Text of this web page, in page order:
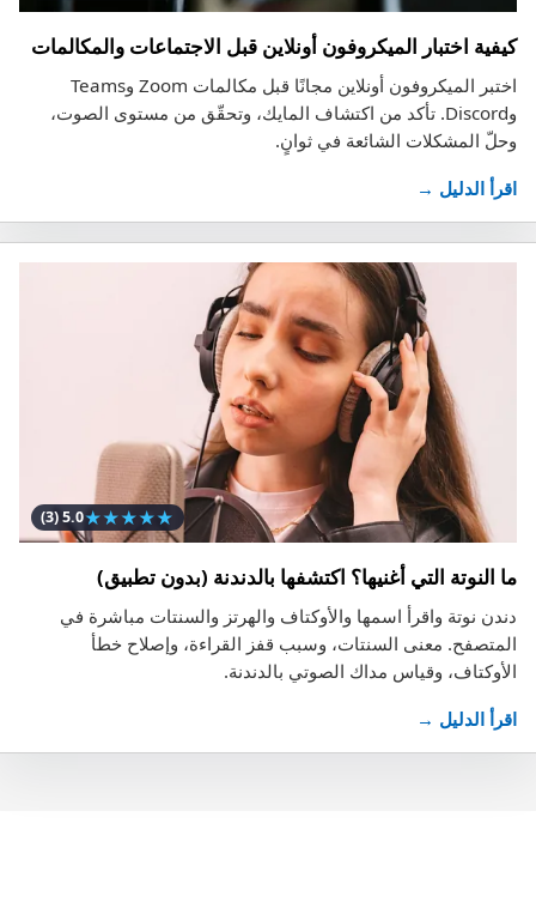
كيفية اختبار الميكروفون أونلاين قبل الاجتماعات والمكالمات
اختبر الميكروفون أونلاين مجانًا قبل مكالمات Zoom وTeams
وDiscord. تأكد من اكتشاف المايك، وتحقّق من مستوى الصوت،
وحلّ المشكلات الشائعة في ثوانٍ.
اقرأ الدليل →
★
★
★
★
★
5.0
(3)
ما النوتة التي أغنيها؟ اكتشفها بالدندنة (بدون تطبيق)
دندن نوتة واقرأ اسمها والأوكتاف والهرتز والسنتات مباشرة في
المتصفح. معنى السنتات، وسبب قفز القراءة، وإصلاح خطأ
الأوكتاف، وقياس مداك الصوتي بالدندنة.
اقرأ الدليل →